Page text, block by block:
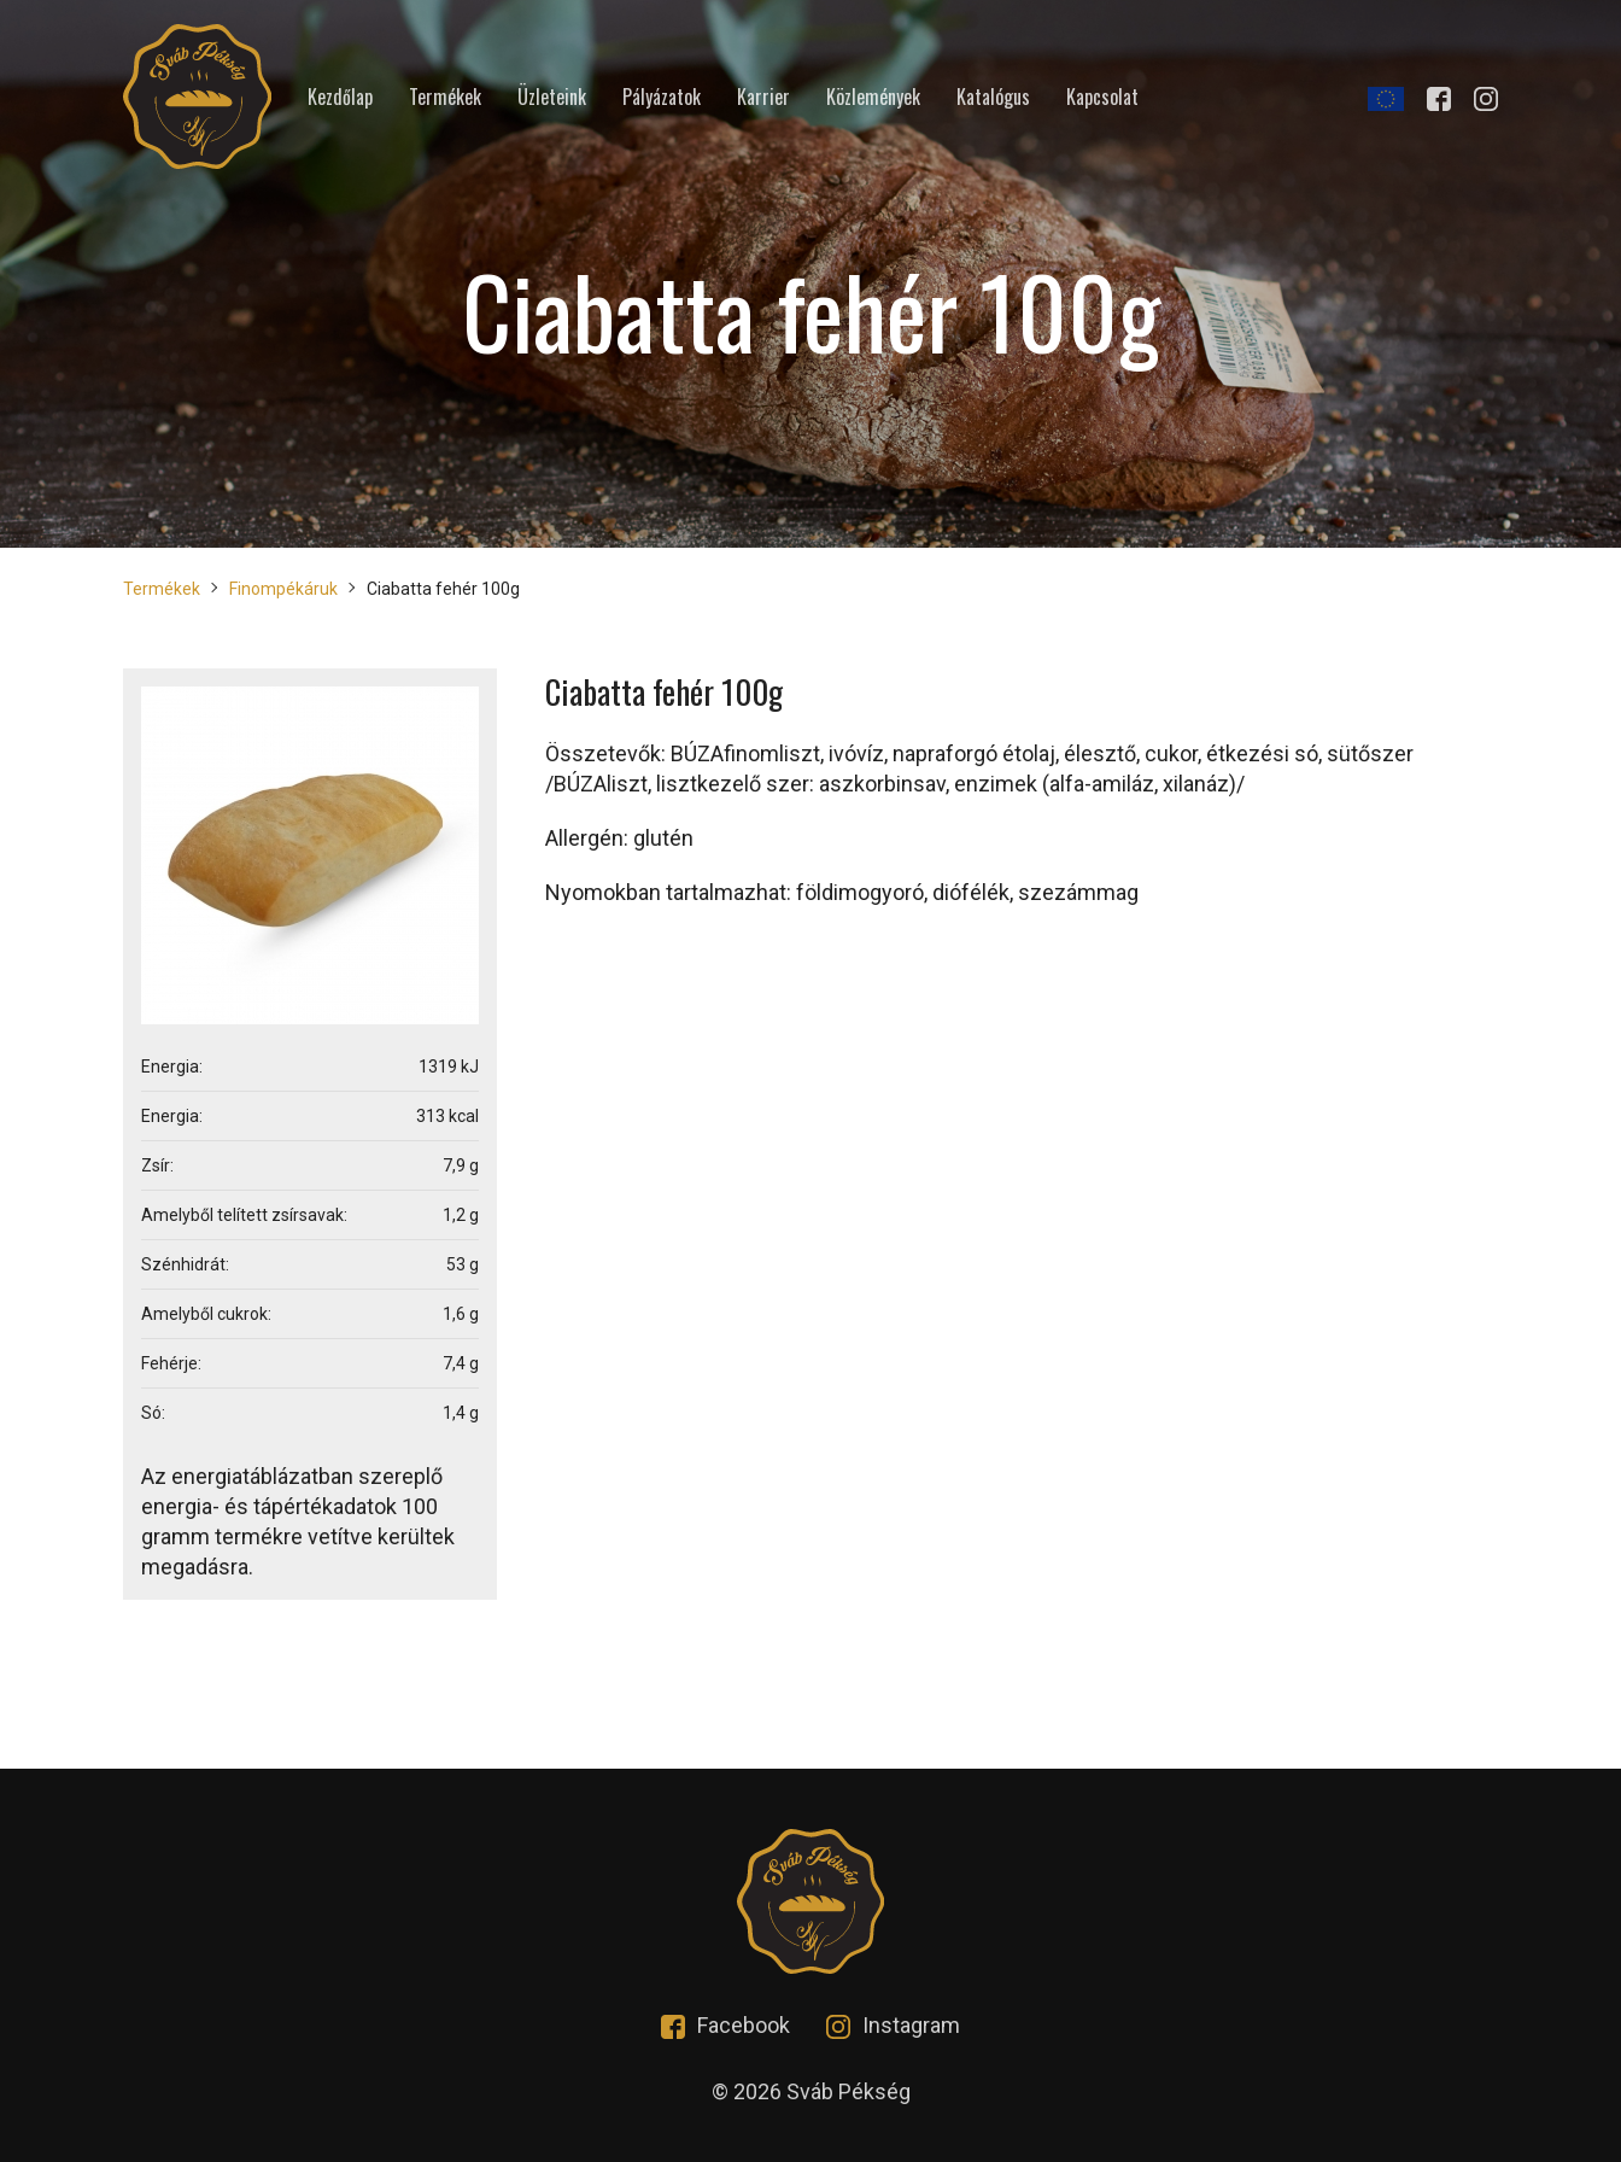
Kezdőlap Termékek Üzleteink Pályázatok Karrier Közlemények Katalógus Kapcsolat
Ciabatta fehér 100g
Termékek Finompékáruk Ciabatta fehér 100g
Energia: 1319 kJ
Energia: 313 kcal
Zsír: 7,9 g
Amelyből telített zsírsavak: 1,2 g
Szénhidrát: 53 g
Amelyből cukrok: 1,6 g
Fehérje: 7,4 g
Só: 1,4 g
Az energiatáblázatban szereplő
energia- és tápértékadatok 100
gramm termékre vetítve kerültek
megadásra.
Ciabatta fehér 100g
Összetevők: BÚZAfinomliszt, ivóvíz, napraforgó étolaj, élesztő, cukor, étkezési só, sütőszer
/BÚZAliszt, lisztkezelő szer: aszkorbinsav, enzimek (alfa-amiláz, xilanáz)/
Allergén: glutén
Nyomokban tartalmazhat: földimogyoró, diófélék, szezámmag
Facebook Instagram
© 2026 Sváb Pékség